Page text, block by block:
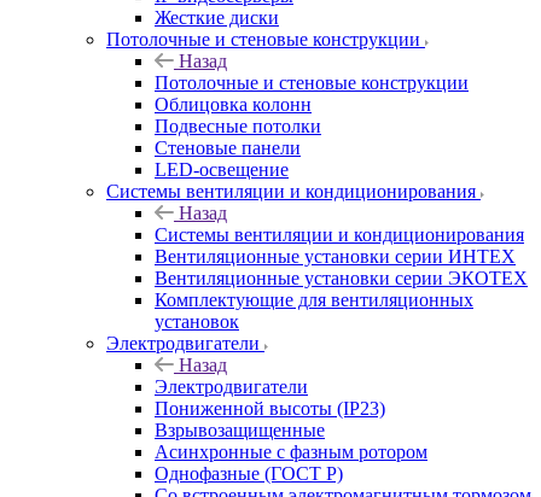
Жесткие диски
Потолочные и стеновые конструкции
Назад
Потолочные и стеновые конструкции
Облицовка колонн
Подвесные потолки
Стеновые панели
LED-освещение
Системы вентиляции и кондиционирования
Назад
Системы вентиляции и кондиционирования
Вентиляционные установки серии ИНТЕХ
Вентиляционные установки серии ЭКОТЕХ
Комплектующие для вентиляционных
установок
Электродвигатели
Назад
Электродвигатели
Пониженной высоты (IP23)
Взрывозащищенные
Асинхронные с фазным ротором
Однофазные (ГОСТ Р)